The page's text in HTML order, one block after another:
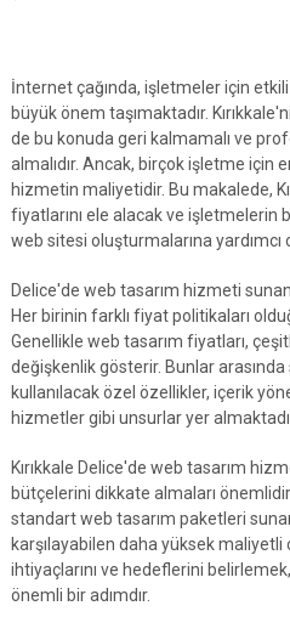
İnternet çağında, işletmeler için
büyük önem taşımaktadır.
de bu konuda geri kalmamalı ve
almalıdır. Ancak, birçok işletme için
hizmetin maliyetidir. Bu makalede,
fiyatlarını ele alacak ve
web sitesi oluşturmalarına yardımcı
Delice'de web tasarım hizmeti
Her birinin farklı fiyat politikaları
Genellikle web tasarım fiyatları,
değişkenlik gösterir. Bunlar arasında
kullanılacak özel özellikler, içerik
hizmetler gibi unsurlar yer
Kırıkkale Delice'de web tasarım
bütçelerini dikkate almaları
standart web tasarım paketleri
karşılayabilen daha yüksek
ihtiyaçlarını ve hedeflerini
önemli bir adımdır.